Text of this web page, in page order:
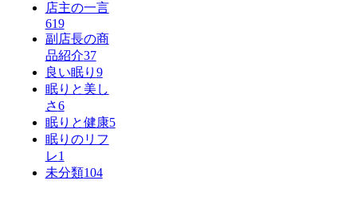
店主の一言
619
副店長の商
品紹介37
良い眠り 9
眠りと美し
さ6
眠りと健康5
眠りのリフ
レ1
未分類104